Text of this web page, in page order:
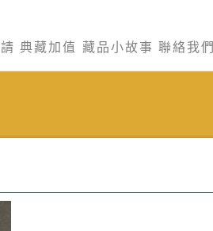
典藏加值 藏品小故事 聯絡我們